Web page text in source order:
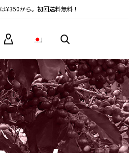
¥350から。初回送料無料！